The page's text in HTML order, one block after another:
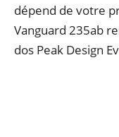
dépend de votre
Vanguard 235ab
dos Peak Design